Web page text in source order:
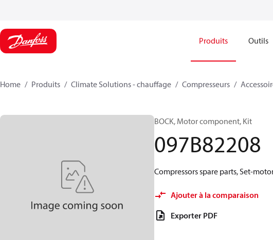
Produits Outils
Home Produits Climate Solutions - chauffage Compresseurs
BOCK, Motor component, Kit
097B82208
Compressors spare parts, Set-
Ajouter à la comparaison
Exporter PDF